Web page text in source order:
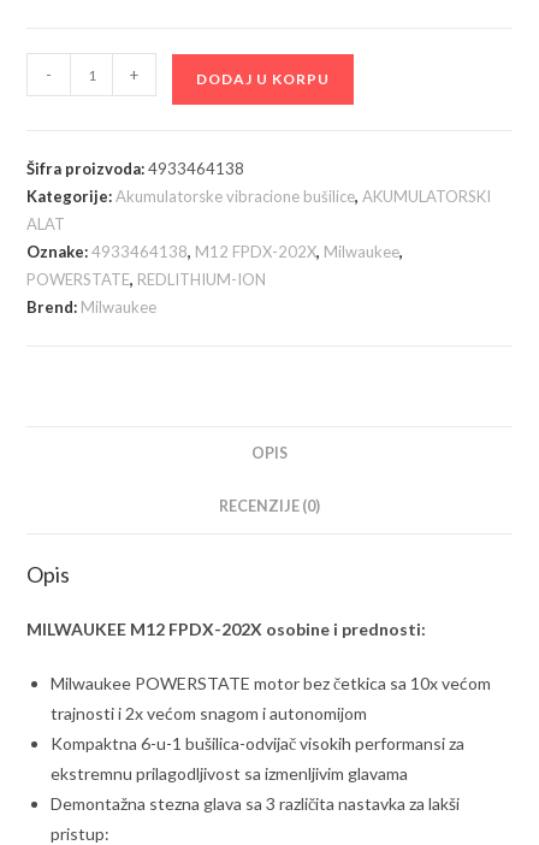
MILWAUKEE
M12
202X
KIT
aku
vibraciona
bušilica-
odvijač
- + DODAJ U KORPU
Šifra proizvoda:4933464138
Kategorije:Akumulatorske vibracione bušilice,AKUMULATORSKI
ALAT
Oznake:4933464138, M12 FPDX-202X, Milwaukee,
POWERSTATE, REDLITHIUM-ION
Brend: Milwaukee
OPIS
RECENZIJE (0)
Opis
MILWAUKEE M12 FPDX-202X osobine i prednosti:
Milwaukee POWERSTATE motor bez četkica sa 10x većom
trajnosti i 2x većom snagom i autonomijom
Kompaktna 6-u-1 bušilica-odvijač visokih performansi za
ekstremnu prilagodljivost sa izmenljivim glavama
Demontažna stezna glava sa 3 različita nastavka za lakši
pristup: